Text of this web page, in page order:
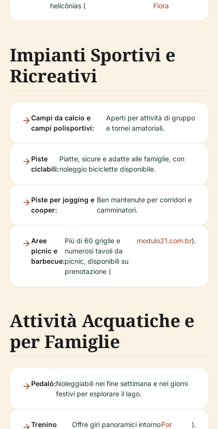
helicônias (
Flora
Impianti Sportivi e
Ricreativi
Campi da calcio e
campi polisportivi:
Aperti per attività di gruppo
e tornei amatoriali.
Piste
ciclabili:
Piatte, sicure e adatte alle famiglie, con
noleggio biciclette disponibile.
Piste per jogging e
cooper:
Ben mantenute per corridori e
camminatori.
Aree
picnic e
barbecue:
Più di 60 griglie e
numerosi tavoli da
picnic, disponibili su
prenotazione (
modulo21.com.br).
Attività Acquatiche e
per Famiglie
Pedalò:Noleggiabili nei fine settimana e nei giorni
festivi per esplorare il lago.
Trenino
Offre giri panoramici intornoPor
).